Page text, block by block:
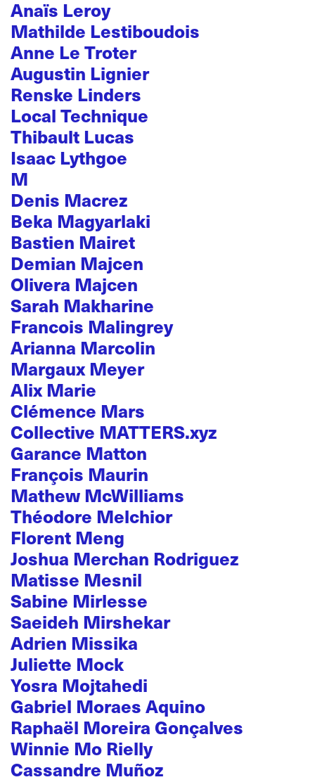
Anaïs Leroy
Mathilde Lestiboudois
Anne Le Troter
Augustin Lignier
Renske Linders
Local Technique
Thibault Lucas
Isaac Lythgoe
M
Denis Macrez
Beka Magyarlaki
Bastien Mairet
Demian Majcen
Olivera Majcen
Sarah Makharine
Francois Malingrey
Arianna Marcolin
Margaux Meyer
Alix Marie
Clémence Mars
Collective MATTERS.xyz
Garance Matton
François Maurin
Mathew McWilliams
Théodore Melchior
Florent Meng
Joshua Merchan Rodriguez
Matisse Mesnil
Sabine Mirlesse
Saeideh Mirshekar
Adrien Missika
Juliette Mock
Yosra Mojtahedi
Gabriel Moraes Aquino
Raphaël Moreira Gonçalves
Winnie Mo Rielly
Cassandre Muñoz